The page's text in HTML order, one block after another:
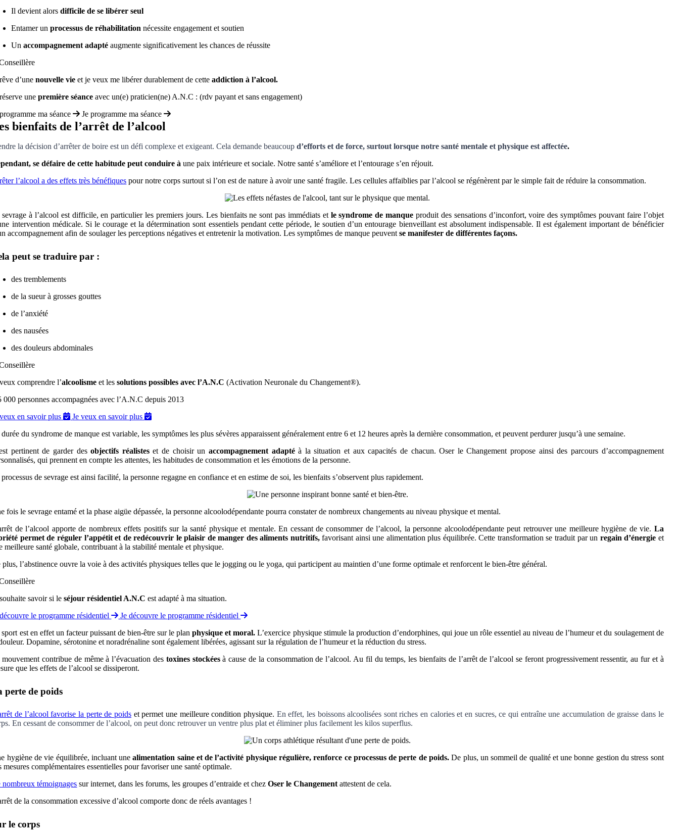
Il devient alorsdifficile de se libérer seul
Entamer unprocessus de réhabilitation nécessite engagement et soutien
Unaccompagnement adapté augmente significativement les chances de réussite
d’unenouvelle vie et je veux me libérer durablement de cetteaddiction à l’alcool.
unepremière séance avec un(e) praticien(ne) A.N.C : (rdv payant et sans engagement)
ma séance
Je programme ma séance
bienfaits de l’arrêt de l’alcool
la décision d’arrêter de boire est un défi complexe et exigeant. Cela demande beaucoupd’efforts et de force, surtout lorsque notre santé mentale et physique est affectée.
se défaire de cette habitude peut conduire àune paix intérieure et sociale. Notre santé s’améliore et l’entourage s’en réjouit.
l’alcool a des effets très bénéfiques pour notre corps surtout si l’on est de nature à avoir une santé fragile. Les cellules affaiblies par l’alcool se régénèrent par le simple fait de réduire la consommation.
à l’alcool est difficile, en particulier les premiers jours. Les bienfaits ne sont pas immédiats etle syndrome de manqueproduit des sensations d’inconfort, voire des symptômes pouvant faire l’objet
intervention médicale. Si le courage et la détermination sont essentiels pendant cette période, le soutien d’un entourage bienveillant est absolument indispensable. Il est également important de bénéficier
accompagnement afin de soulager les perceptions négatives et entretenir la motivation. Les symptômes de manque peuventse manifester de différentes façons.
peut se traduire par :
des tremblements
de la sueur à grosses gouttes
de l’anxiété
des nausées
des douleurs abdominales
comprendre l’alcoolisme et lessolutions possibles avec l’A.N.C (Activation Neuronale du Changement®).
000 personnes accompagnées avec l’A.N.C depuis 2013
en savoir plus
Je veux en savoir plus
du syndrome de manque est variable, les symptômes les plus sévères apparaissent généralement entre 6 et 12 heures après la dernière consommation, et peuvent perdurer jusqu’à une semaine.
pertinent de garder desobjectifs réalisteset de choisir un accompagnement adaptéà la situation et aux capacités de chacun. Oser le Changement propose ainsi des parcours d’accompagnement
qui prennent en compte les attentes, les habitudes de consommation et les émotions de la personne.
de sevrage est ainsi facilité, la personne regagne en confiance et en estime de soi, les bienfaits s’observent plus rapidement.
fois le sevrage entamé et la phase aigüe dépassée, la personne alcoolodépendante pourra constater de nombreux changements au niveau physique et mental.
de l’alcool apporte de nombreux effets positifs sur la santé physique et mentale. En cessant de consommer de l’alcool, la personne alcoolodépendante peut retrouver une meilleure hygiène de vie. La
permet de réguler l’appétit et de redécouvrir le plaisir de manger des aliments nutritifs,favorisant ainsi une alimentation plus équilibrée. Cette transformation se traduit par un regain d’énergie et
meilleure santé globale, contribuant à la stabilité mentale et physique.
plus, l’abstinence ouvre la voie à des activités physiques telles que le jogging ou le yoga, qui participent au maintien d’une forme optimale et renforcent le bien-être général.
savoir si leséjour résidentiel A.N.C est adapté à ma situation.
le programme résidentiel
Je découvre le programme résidentiel
est en effet un facteur puissant de bien-être sur le plan physique et moral.L’exercice physique stimule la production d’endorphines, qui joue un rôle essentiel au niveau de l’humeur et du soulagement de
Dopamine, sérotonine et noradrénaline sont également libérées, agissant sur la régulation de l’humeur et la réduction du stress.
contribue de même à l’évacuation des toxines stockéesà cause de la consommation de l’alcool. Au fil du temps, les bienfaits de l’arrêt de l’alcool se feront progressivement ressentir, au fur et à
que les effets de l’alcool se dissiperont.
perte de poids
de l’alcool favorise la perte de poidset permet une meilleure condition physique. En effet, les boissons alcoolisées sont riches en calories et en sucres, ce qui entraîne une accumulation de graisse dans le
En cessant de consommer de l’alcool, on peut donc retrouver un ventre plus plat et éliminer plus facilement les kilos superflus.
hygiène de vie équilibrée, incluant unealimentation saine et de l’activité physique régulière, renforce ce processus de perte de poids.De plus, un sommeil de qualité et une bonne gestion du stress sont
mesures complémentaires essentielles pour favoriser une santé optimale.
nombreux témoignages sur internet, dans les forums, les groupes d’entraide et chez Oser le Changementattestent de cela.
de la consommation excessive d’alcool comporte donc de réels avantages !
le corps